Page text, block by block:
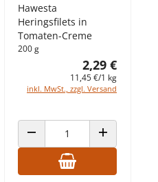
ERHÖHEN
Hawesta
Heringsfilets in
Tomaten-Creme
200 g
2,29 €
11,45 €/1 kg
inkl. MwSt., zzgl. Versand
ANZAHL VERRINGERNANZAHL